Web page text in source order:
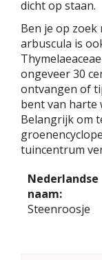
dicht op staan.
Ben je op zoek
arbuscula is
ongeveer 30
ontvangen of
bent van harte
Belangrijk om
tuincentrum
Nederlandse
naam:
Steenroosje